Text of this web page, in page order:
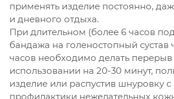
применять изделие постоянно,
и дневного отдыха.
При длительном (более 6 часов
бандажа на голеностопный сустав
часов необходимо делать перерыв
использовании на 20-30 минут,
изделие или распустив шнуровку
профилактики нежелательных